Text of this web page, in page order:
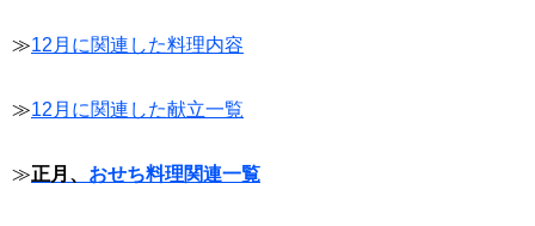
≫12月に関連した料理内容
≫12月に関連した献立一覧
≫正月、 おせち料理関連一覧